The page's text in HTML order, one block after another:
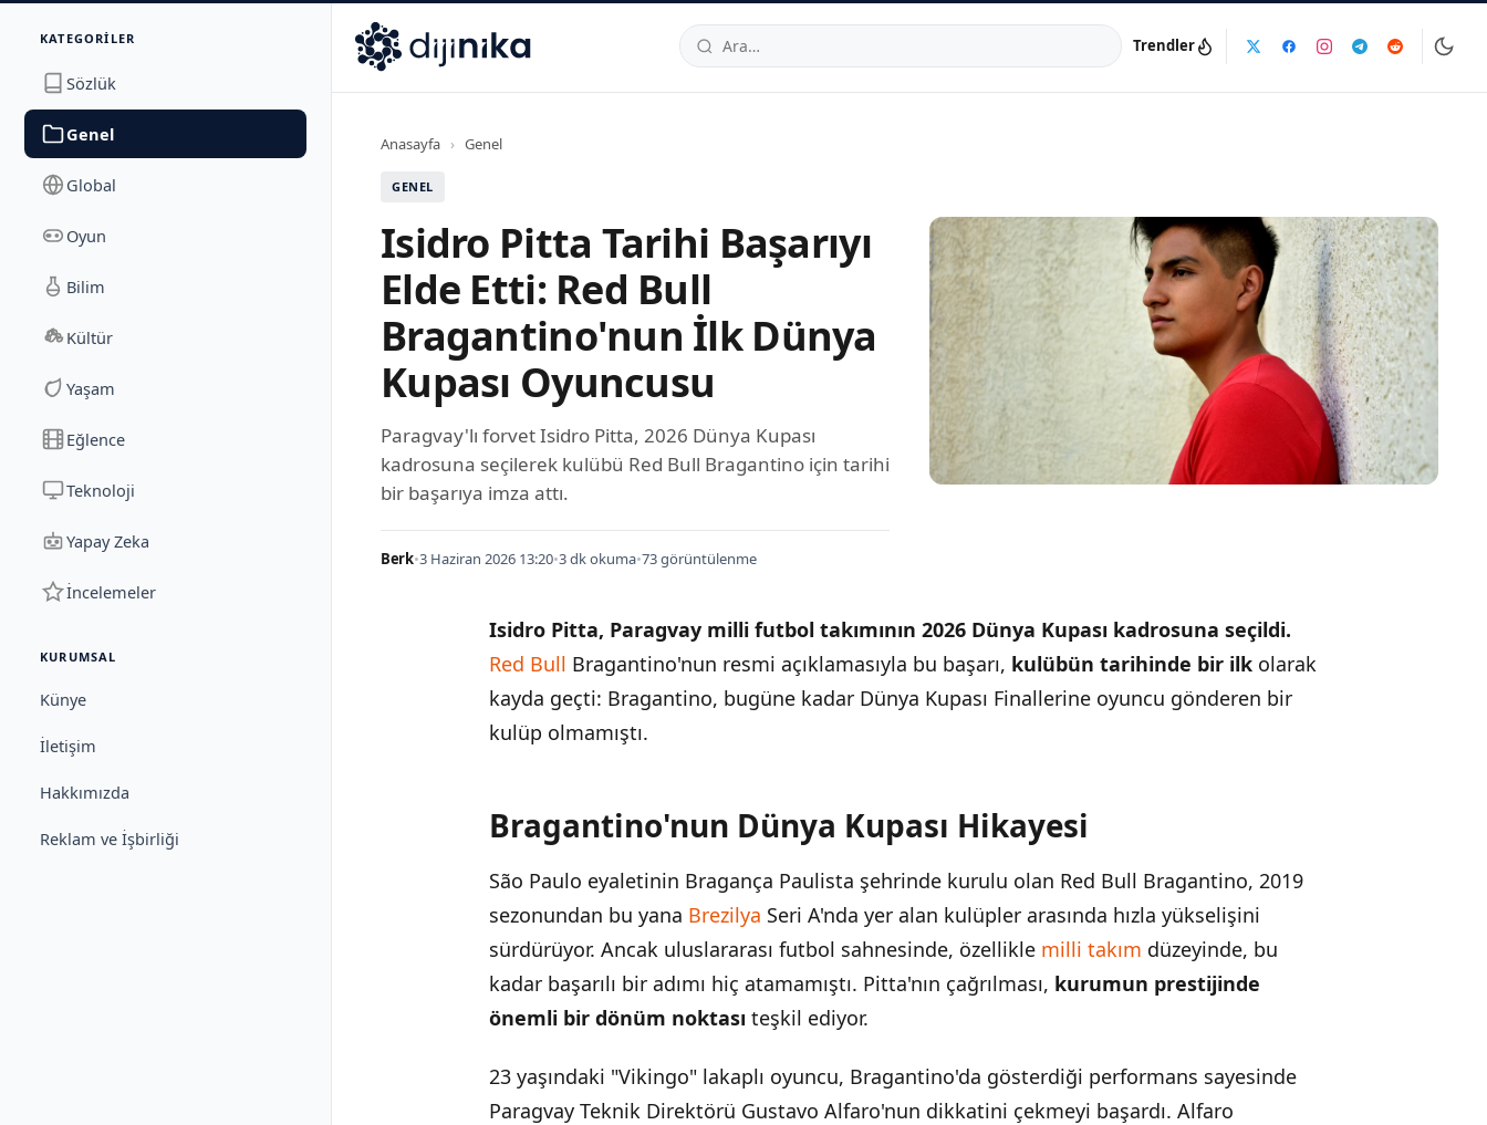
KATEGORILER
Sözlük
Genel
Global
Oyun
Bilim
Kültür
Yaşam
Eğlence
Teknoloji
Yapay Zeka
İncelemeler
KURUMSAL
Künye
İletişim
Hakkımızda
Reklam ve İşbirliği
İletişim
Dijinika Avrasya Cad. Sitesi B Blok No: 17/2A, Marmara Mahallesi 34520TRTelefon:0850 444 30 49E-posta:info@dijinika.net
Trendler
Anasayfa › Genel
GENEL
Isidro Pitta Tarihi Başarıyı
Elde Etti: Red Bull
Bragantino'nun İlk Dünya
Kupası Oyuncusu
Paragvay'lı forvet Isidro Pitta, 2026 Dünya Kupası
kadrosuna seçilerek kulübü Red Bull Bragantino için tarihi
bir başarıya imza attı.
Berk•3 Haziran 2026 13:20•3 dk okuma•73 görüntülenme
Isidro Pitta, Paragvay milli futbol takımının 2026 Dünya Kupası kadrosuna seçildi.
Red Bull Bragantino'nun resmi açıklamasıyla bu başarı, kulübün tarihinde bir ilk olarak
kayda geçti: Bragantino, bugüne kadar Dünya Kupası Finallerine oyuncu gönderen bir
kulüp olmamıştı.
İÇINDEKILER
Bragantino'nun Dünya Kupası Hikayesi
Brezilya'nın Dünya Kupası Temsili
Bragantino'nun Dünya Kupası Hikayesi
São Paulo eyaletinin Bragança Paulista şehrinde kurulu olan Red Bull Bragantino, 2019
sezonundan bu yana Brezilya Seri A'nda yer alan kulüpler arasında hızla yükselişini
sürdürüyor. Ancak uluslararası futbol sahnesinde, özellikle milli takım düzeyinde, bu
kadar başarılı bir adımı hiç atamamıştı. Pitta'nın çağrılması, kurumun prestijinde
önemli bir dönüm noktası teşkil ediyor.
23 yaşındaki "Vikingo" lakaplı oyuncu, Bragantino'da gösterdiği performans sayesinde
Paragvay Teknik Direktörü Gustavo Alfaro'nun dikkatini çekmeyi başardı. Alfaro